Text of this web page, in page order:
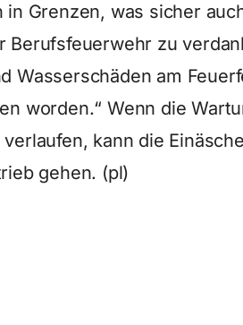
in Grenzen, was sicher
Berufsfeuerwehr zu
Wasserschäden am
worden.“ Wenn die
kann die
gehen. (pl)